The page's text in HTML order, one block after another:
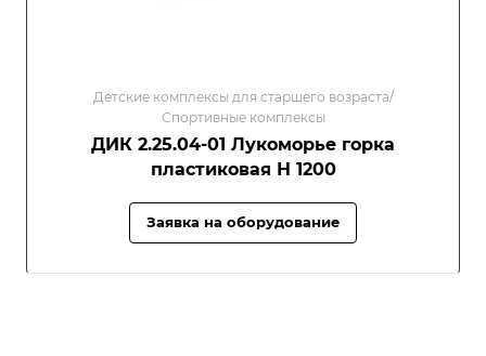
Детские комплексы для старшего возраста/
Спортивные комплексы
ДИК 2.25.04-01 Лукоморье горка
пластиковая Н 1200
Заявка на оборудование